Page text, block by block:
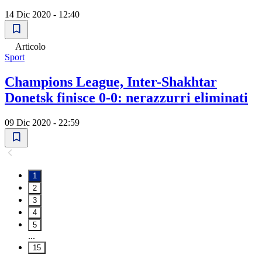
14 Dic 2020 - 12:40
Articolo
Sport
Champions League, Inter-Shakhtar
Donetsk finisce 0-0: nerazzurri eliminati
09 Dic 2020 - 22:59
1
2
3
4
5
...
15